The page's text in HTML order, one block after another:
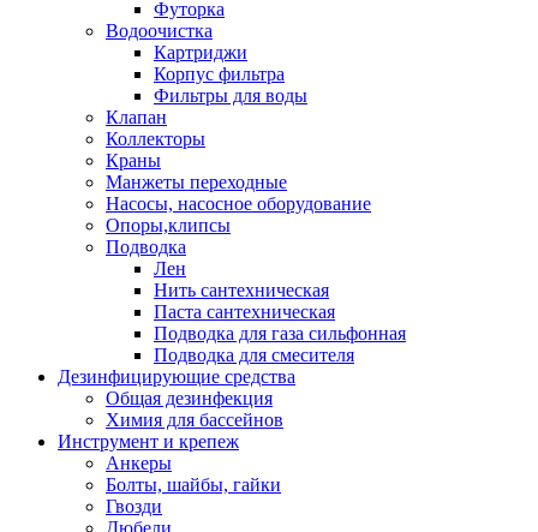
Футорка
Водоочистка
Картриджи
Корпус фильтра
Фильтры для воды
Клапан
Коллекторы
Краны
Манжеты переходные
Насосы, насосное оборудование
Опоры,клипсы
Подводка
Лен
Нить сантехническая
Паста сантехническая
Подводка для газа сильфонная
Подводка для смесителя
Дезинфицирующие средства
Общая дезинфекция
Химия для бассейнов
Инструмент и крепеж
Анкеры
Болты, шайбы, гайки
Гвозди
Дюбели